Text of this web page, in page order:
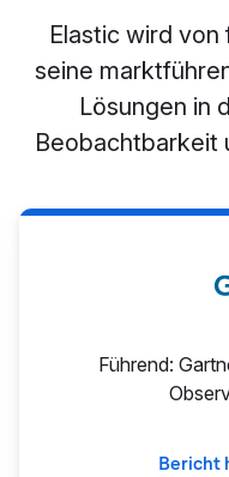
Elastic wird
seine
Lösungen in
Beobachtbarkeit
Führend:
Bericht